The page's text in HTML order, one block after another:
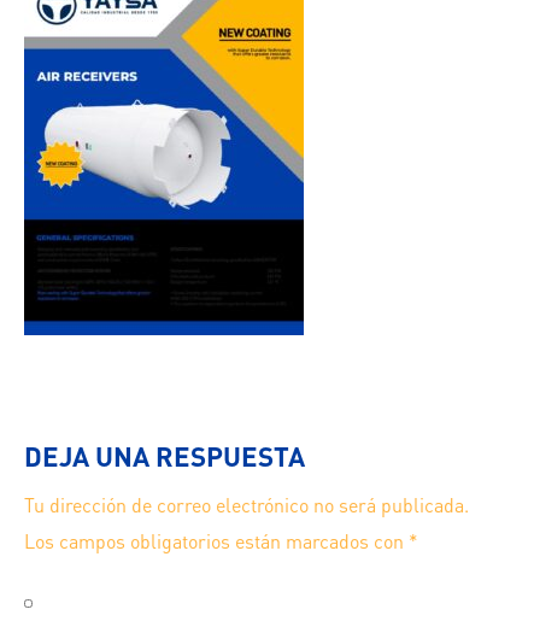
DEJA UNA RESPUESTA
Tu dirección de correo electrónico no será publicada.
Los campos obligatorios están marcados con *